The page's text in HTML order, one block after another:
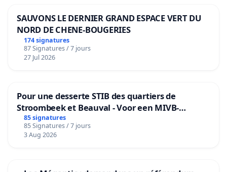
SAUVONS LE DERNIER GRAND ESPACE VERT DU
NORD DE CHENE-BOUGERIES
174 signatures
87 Signatures / 7 jours
27 Jul 2026
Pour une desserte STIB des quartiers de
Stroombeek et Beauval - Voor een MIVB-
bediening van de wijken Strombeek en Het
Voor
85 signatures
85 Signatures / 7 jours
3 Aug 2026